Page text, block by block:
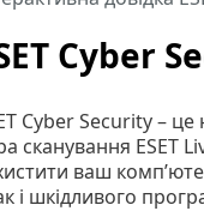
Cyber
Cyber Security –
сканування ESET
ваш
і шкідливого